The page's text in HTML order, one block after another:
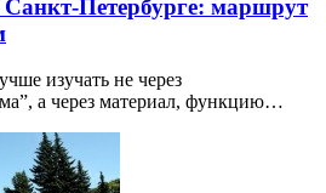
Петербурге: маршрут
изучать не через
а через материал, функцию…